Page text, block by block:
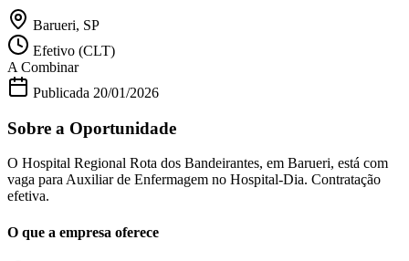
Obras
Educação
Bairros de Barueri
JubranBelvalBethavilleBoa
Vista CalifórniaCarapicuíbaCentroChácaras MarcoCidades da
Região
CalifórniaJardim dos Altos
Barueri, SP
Efetivo (CLT)
A Combinar
Publicada 20/01/2026
Sobre a Oportunidade
O Hospital Regional Rota dos Bandeirantes, em Barueri, está com
vaga para Auxiliar de Enfermagem no Hospital-Dia. Contratação
efetiva.
O que a empresa oferece